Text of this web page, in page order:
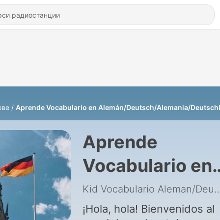
Aprende Vocabulario en Alemán/Deutsch/Alemania/
Aprende
Vocabulario en
Alemán/
Kid Vocabulario
¡Hola, hola! Bienvenidos al